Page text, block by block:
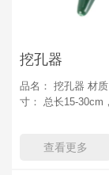
挖孔器
品名： 挖孔器 材质： 不锈钢 / 高碳钢（根据具体型号有所不同） 尺
寸： 总长15-
查看更多